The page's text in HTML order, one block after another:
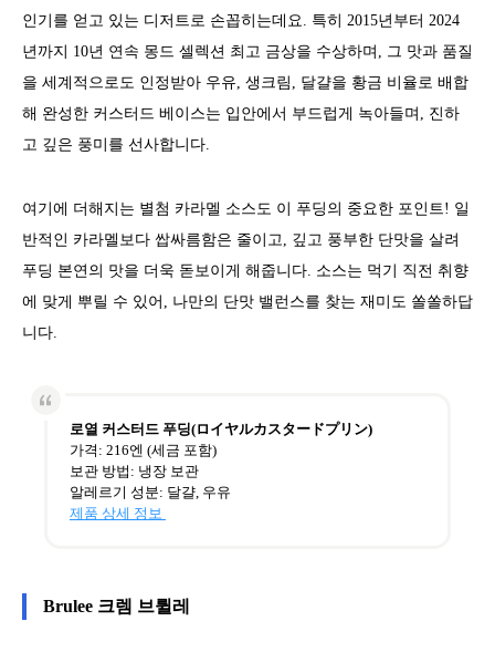
인기를 얻고 있는 디저트로 손꼽히는데요. 특히 2015년부터 2024
년까지 10년 연속 몽드 셀렉션 최고 금상을 수상하며, 그 맛과 품질
을 세계적으로도 인정받아 우유, 생크림, 달걀을 황금 비율로 배합
해 완성한 커스터드 베이스는 입안에서 부드럽게 녹아들며, 진하
고 깊은 풍미를 선사합니다.
여기에 더해지는 별첨 카라멜 소스도 이 푸딩의 중요한 포인트! 일
반적인 카라멜보다 쌉싸름함은 줄이고, 깊고 풍부한 단맛을 살려
푸딩 본연의 맛을 더욱 돋보이게 해줍니다. 소스는 먹기 직전 취향
에 맞게 뿌릴 수 있어, 나만의 단맛 밸런스를 찾는 재미도 쏠쏠하답
니다.
로열 커스터드 푸딩(ロイヤルカスタードプリン)
가격: 216엔 (세금 포함)
보관 방법: 냉장 보관
알레르기 성분: 달걀, 우유
제품 상세 정보
Brulee 크렘 브륄레